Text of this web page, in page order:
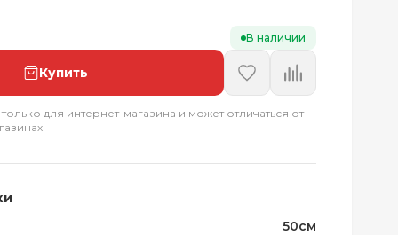
В наличии
Купить
для интернет-магазина и может отличаться от
50см